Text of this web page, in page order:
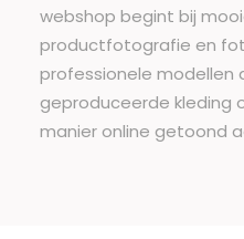
webshop begint bij
productfotografie en
professionele modellen
geproduceerde kleding
manier online getoond